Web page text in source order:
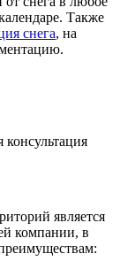
Также
снега, на
консультация
является
компании, в